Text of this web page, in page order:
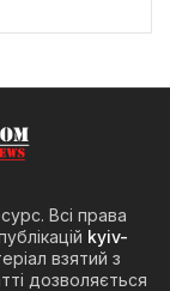
Всі права
kyiv-
взятий з
дозволяється